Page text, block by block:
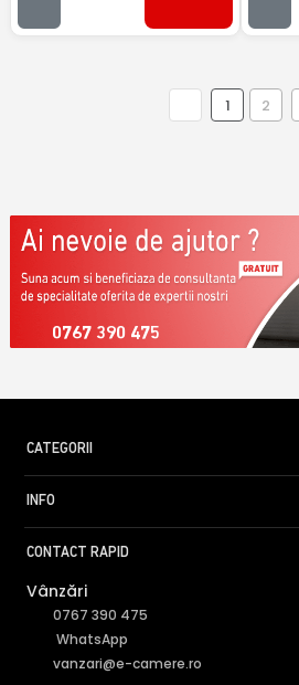
1 2
0767 390 475
CATEGORII
INFO
CONTACT RAPID
Vânzări
0767 390 475
WhatsApp
vanzari@e-camere.ro